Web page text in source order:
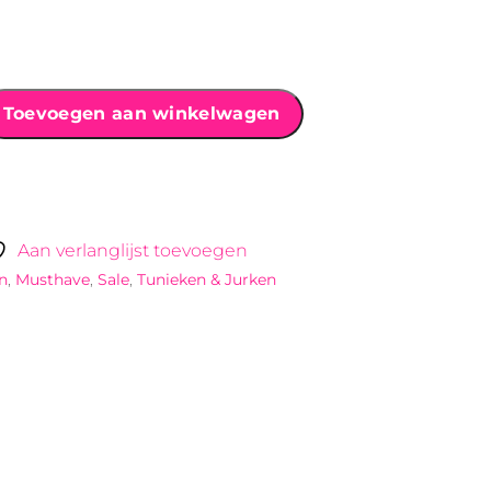
Toevoegen aan winkelwagen
Aan verlanglijst toevoegen
, Musthave,Sale,Tunieken & Jurken